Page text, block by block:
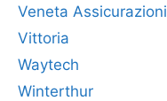
Veneta Assicurazioni
Vittoria
Waytech
Winterthur